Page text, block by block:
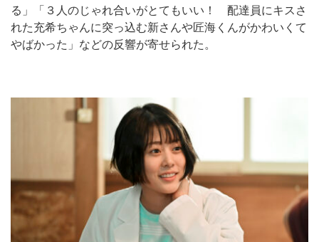
る」「３人のじゃれ合いがとてもいい！ 配達員にキスさ
れた充希ちゃんに突っ込む新さんや匠海くんがかわいくて
やばかった」などの反響が寄せられた。